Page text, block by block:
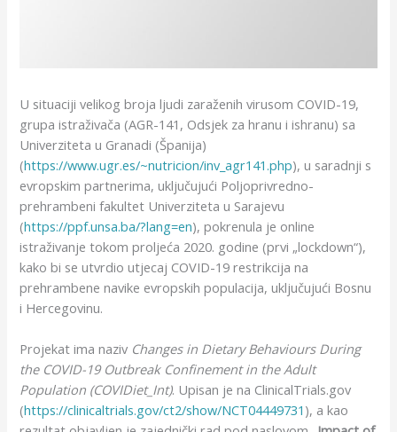
U situaciji velikog broja ljudi zaraženih virusom COVID-19,
grupa istraživača (AGR-141, Odsjek za hranu i ishranu) sa
Univerziteta u Granadi (Španija)
(https://www.ugr.es/~nutricion/inv_agr141.php), u saradnji s
evropskim partnerima, uključujući Poljoprivredno-
prehrambeni fakultet Univerziteta u Sarajevu
(https://ppf.unsa.ba/?lang=en), pokrenula je online
istraživanje tokom proljeća 2020. godine (prvi „lockdown“),
kako bi se utvrdio utjecaj COVID-19 restrikcija na
prehrambene navike evropskih populacija, uključujući Bosnu
i Hercegovinu.
Projekat ima naziv Changes in Dietary Behaviours During
the COVID-19 Outbreak Confinement in the Adult
Population (COVIDiet_Int). Upisan je na ClinicalTrials.gov
(https://clinicaltrials.gov/ct2/show/NCT04449731 ), a kao